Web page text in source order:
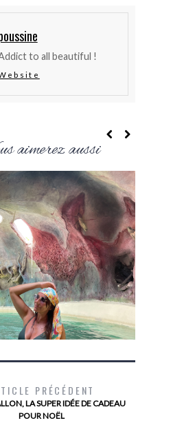
to all beautiful !
aimerez aussi
PRÉCÉDENT
LA SUPER IDÉE DE CADEAU
POUR NOËL